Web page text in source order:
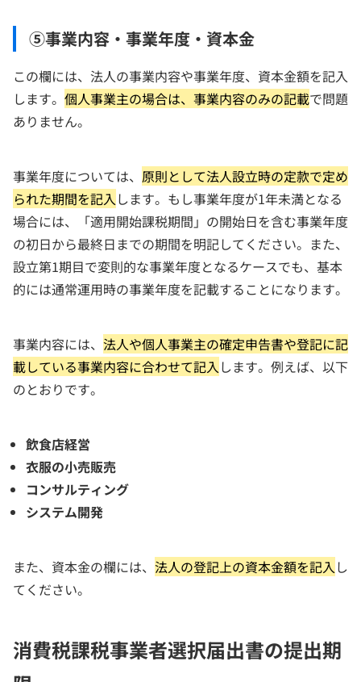
⑤事業内容・事業年度・資本金
この欄には、法人の事業内容や事業年度、資本金額を記入
します。 個人事業主の場合は、事業内容のみの記載で問題
ありません。
事業年度については、 原則として法人設立時の定款で定め
られた期間を記入します。もし事業年度が1年未満となる
場合には、「適用開始課税期間」の開始日を含む事業年度
の初日から最終日までの期間を明記してください。また、
設立第1期目で変則的な事業年度となるケースでも、基本
的には通常運用時の事業年度を記載することになります。
事業内容には、 法人や個人事業主の確定申告書や登記に記
載している事業内容に合わせて記入します。例えば、以下
のとおりです。
飲食店経営
衣服の小売販売
コンサルティング
システム開発
また、資本金の欄には、 法人の登記上の資本金額を記入し
てください。
消費税課税事業者選択届出書の提出期